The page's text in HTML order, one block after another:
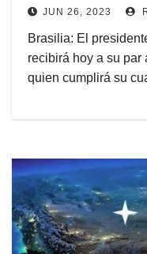
JUN 26, 2023
Brasilia: El
recibirá hoy a su par
quien cumplirá su